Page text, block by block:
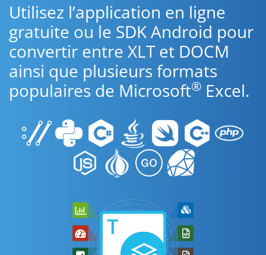
Utilisez l’application en ligne
gratuite ou le SDK Android pour
convertir entre XLT et DOCM
ainsi que plusieurs formats
populaires de Microsoft® Excel.